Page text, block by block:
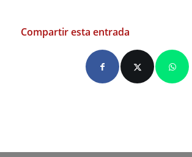
Compartir esta entrada